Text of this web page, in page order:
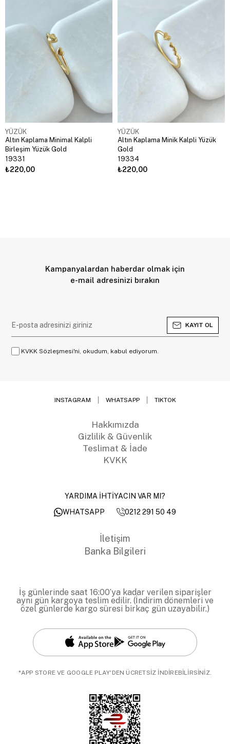
YÜZÜK
Altın Kaplama Minimal Kalpli
Birleşim Yüzük Gold
19331
₺220,00
YÜZÜK
Altın Kaplama Minik Kalpli Yüzük
Gold
19334
₺220,00
Kampanyalardan haberdar olmak için
e-mail adresinizi bırakın
KAYIT OL
KVKK Sözleşmesi'ni, okudum, kabul ediyorum.
INSTAGRAM WHATSAPP TIKTOK
Hakkımızda
Gizlilik & Güvenlik
Teslimat & İade
KVKK
YARDIMA İHTİYACIN VAR MI?
WHATSAPP
0212 291 50 49
İletişim
Banka Bilgileri
İş günlerinde saat 16:00’ya kadar verilen siparişler
aynı gün kargoya teslim edilir. (İndirim dönemleri ve
özel günlerde kargo süresi birkaç gün uzayabilir.)
*APP STORE VE GOOGLE PLAY'DEN ÜCRETSİZ İNDİREBİLİRSİNİZ.